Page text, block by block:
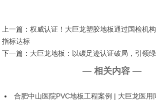
上一篇：权威认证！大巨龙塑胶地板通过国检机
指标达标
下一篇： 大巨龙地板：以碳足迹认证破局，引领
— 相关内容 —
合肥中山医院PVC地板工程案例 | 大巨龙医用